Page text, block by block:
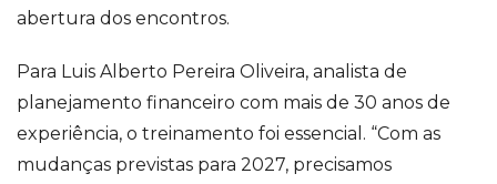
abertura dos encontros.
Para Luis Alberto Pereira Oliveira, analista de
planejamento financeiro com mais de 30 anos de
experiência, o treinamento foi essencial. “Com as
mudanças previstas para 2027, precisamos